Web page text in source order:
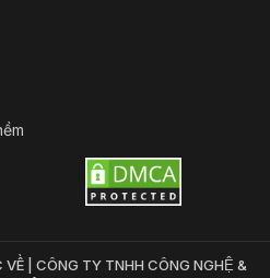
| CÔNG TY TNHH CÔNG NGHỆ &